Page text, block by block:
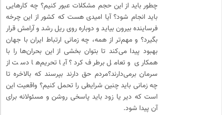
چطور باید از این حجم مشکلات عبور کنیم؟ چه کارهایی
باید انجام شود؟ آیا امیدی هست که کشور از این چرخه
فرساینده بیرون بیاید و دوباره روی ریل رشد و آرامش قرار
بگیرد؟ و مهم‌تر از همه، چه زمانی ارتباط ایران با جهان
بهبود پیدا می‌کند تا بتوان بخشی از این بحران‌ها را با
همکاری و تعامل برطرف کرد؟ آیا تحریم‌ها دست از
سرمان برمی‌دارند؟مردم حق دارند بپرسند که بالاخره تا
چه زمانی باید چنین شرایطی را تحمل کنیم؟ واقعیت این
است که دیر یا زود باید پاسخی روشن و مسئولانه برای
آن پیدا شود.